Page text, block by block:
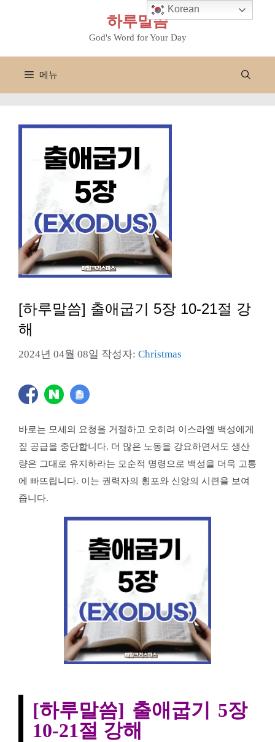
하루말씀
God's Word for Your Day
메뉴
[하루말씀] 출애굽기 5장 10-21절 강
해
2024년 04월 08일 작성자: Christmas
바로는 모세의 요청을 거절하고 오히려 이스라엘 백성에게
짚 공급을 중단합니다. 더 많은 노동을 강요하면서도 생산
량은 그대로 유지하라는 모순적 명령으로 백성을 더욱 고통
에 빠뜨립니다. 이는 권력자의 횡포와 신앙의 시련을 보여
줍니다.
[하루말씀] 출애굽기 5장
10-21절 강해
Korean